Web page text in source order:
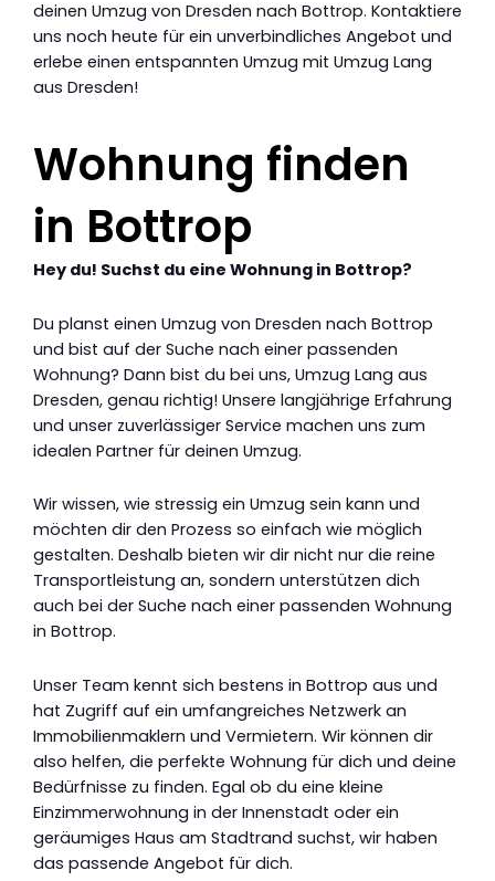
deinen Umzug von Dresden nach Bottrop. Kontaktiere
uns noch heute für ein unverbindliches Angebot und
erlebe einen entspannten Umzug mit Umzug Lang
aus Dresden!
Wohnung finden
in Bottrop
Hey du! Suchst du eine Wohnung in Bottrop?
Du planst einen Umzug von Dresden nach Bottrop
und bist auf der Suche nach einer passenden
Wohnung? Dann bist du bei uns, Umzug Lang aus
Dresden, genau richtig! Unsere langjährige Erfahrung
und unser zuverlässiger Service machen uns zum
idealen Partner für deinen Umzug.
Wir wissen, wie stressig ein Umzug sein kann und
möchten dir den Prozess so einfach wie möglich
gestalten. Deshalb bieten wir dir nicht nur die reine
Transportleistung an, sondern unterstützen dich
auch bei der Suche nach einer passenden Wohnung
in Bottrop.
Unser Team kennt sich bestens in Bottrop aus und
hat Zugriff auf ein umfangreiches Netzwerk an
Immobilienmaklern und Vermietern. Wir können dir
also helfen, die perfekte Wohnung für dich und deine
Bedürfnisse zu finden. Egal ob du eine kleine
Einzimmerwohnung in der Innenstadt oder ein
geräumiges Haus am Stadtrand suchst, wir haben
das passende Angebot für dich.